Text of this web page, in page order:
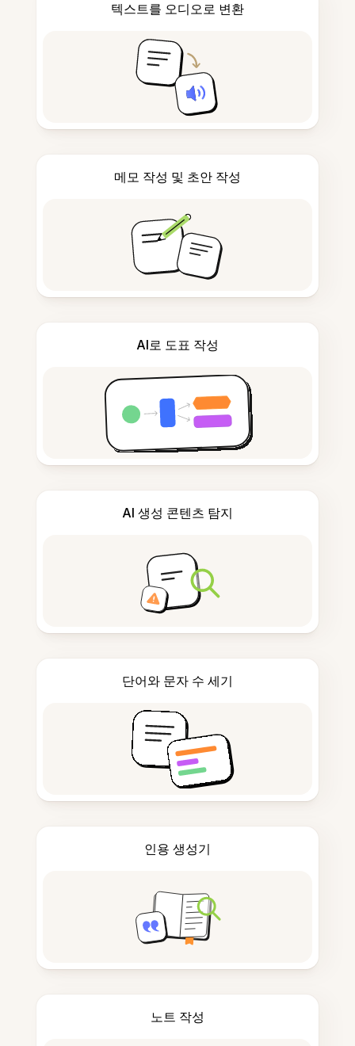
텍스트를 오디오로 변환
메모 작성 및 초안 작성
AI로 도표 작성
AI 생성 콘텐츠 탐지
단어와 문자 수 세기
인용 생성기
노트 작성